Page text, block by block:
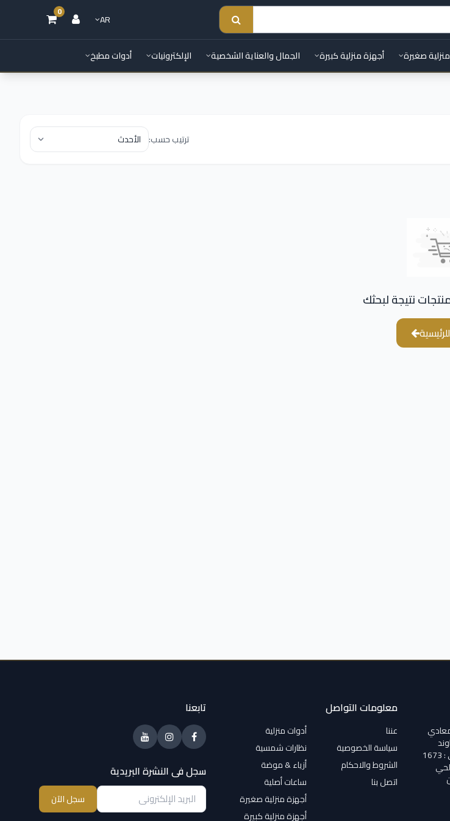
AR
0
صغيرة أجهزة منزلية كبيرة الجمال والعناية الشخصية الإلكترونيات أدوات مطبخ
ترتيب حسب:
نتيجة لبحثك
اشجار دارنا الفرع الثاني : 1673
معلومات التواصل
عننا
سياسة الخصوصية
الشروط والاحكام
اتصل بنا
أدوات منزلية
نظارات شمسية
أزياء & موضة
ساعات أصلية
أجهزة منزلية صغيرة
أجهزة منزلية كبيرة
تابعنا
سجل فى النشرة البريدية
سجل الآن